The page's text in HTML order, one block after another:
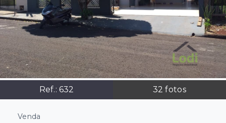
Ref.: 632 32 fotos
Venda